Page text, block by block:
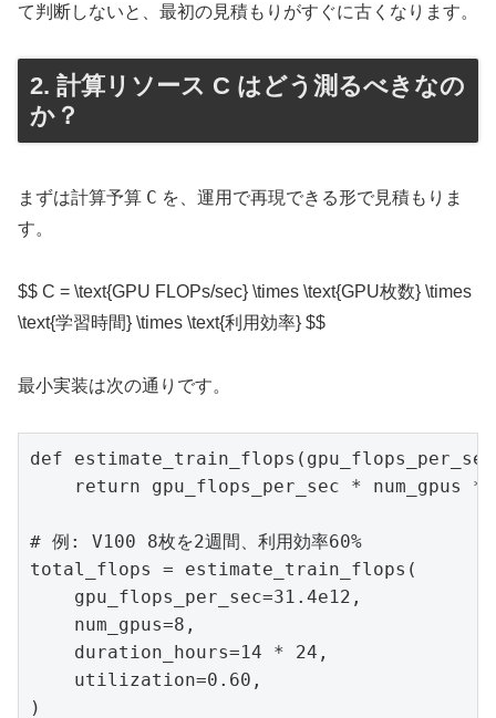
て判断しないと、最初の見積もりがすぐに古くなります。
2. 計算リソース C はどう測るべきなの
か？
まずは計算予算 C を、運用で再現できる形で見積もりま
す。
$$ C = \text{GPU FLOPs/sec} \times \text{GPU枚数} \times
\text{学習時間} \times \text{利用効率} $$
最小実装は次の通りです。
def
return gpu_flops_per_sec * num_gpus
# 例: V100 8枚を2週間、利用効率60%
total_flops = estimate_train_flops(
    gpu_flops_per_sec=31.4e12,
    num_gpus=8,
    duration_hours=14 * 24,
    utilization=0.60,
)